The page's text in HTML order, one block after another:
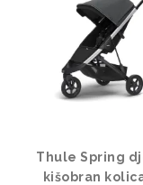
Thule Spring
kišobran